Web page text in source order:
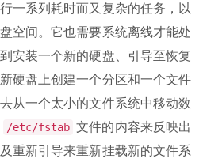
一系列耗时而又复杂的任务，以
空间。它也需要系统离线才能处
安装一个新的硬盘、引导至恢复
硬盘上创建一个分区和一个文件
从一个太小的文件系统中移动数
/etc/fstab 文件的内容来反映出
重新引导来重新挂载新的文件系